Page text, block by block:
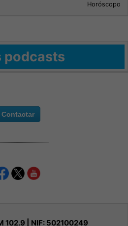
Horóscopo
podcasts
Contactar
102.9 | NIF: 502100249